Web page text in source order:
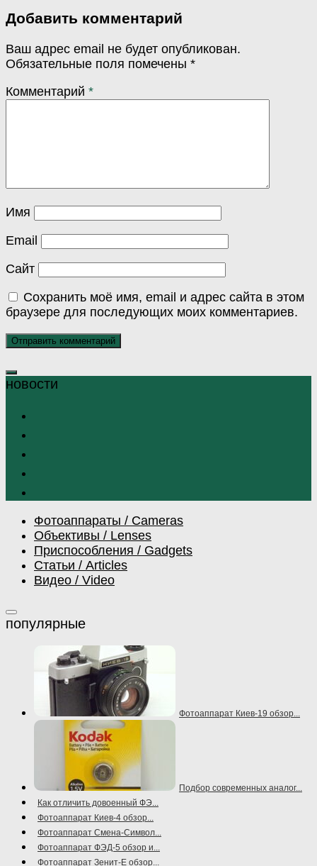
Добавить комментарий
Ваш адрес email не будет опубликован.
Обязательные поля помечены *
Комментарий *
Имя
Email
Сайт
Сохранить моё имя, email и адрес сайта в этом
браузере для последующих моих комментариев.
Фотоаппараты / Cameras
Объективы / Lenses
Приспособления / Gadgets
Статьи / Articles
Видео / Video
Фотоаппарат Киев-19 обзор...
Подбор современных аналог...
Как отличить довоенный ФЭ...
Фотоаппарат Киев-4 обзор...
Фотоаппарат Смена-Символ...
Фотоаппарат ФЭД-5 обзор и...
Фотоаппарат Зенит-Е обзор...